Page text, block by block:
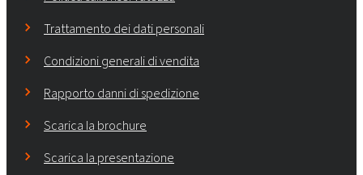
Trattamento dei dati personali
Condizioni generali di vendita
Rapporto danni di spedizione
Scarica la brochure
Scarica la presentazione